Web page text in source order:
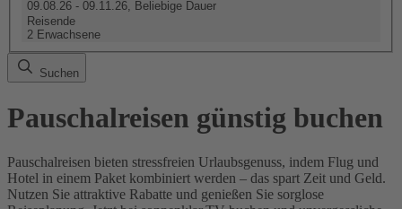
09.08.26 - 09.11.26, Beliebige Dauer
Reisende
2 Erwachsene
Suchen
Pauschalreisen günstig buchen
Pauschalreisen bieten stressfreien Urlaubsgenuss, indem Flug und
Hotel in einem Paket kombiniert werden – das spart Zeit und Geld.
Nutzen Sie attraktive Rabatte und genießen Sie sorglose